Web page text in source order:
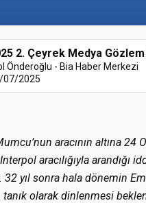
2. Çeyrek Medya
Önderoğlu - Bia Haber Merkezi
07/2025
aracının altına
aracılığıyla arandığı
yıl sonra hala dönemin
tanık olarak dinlenmesi